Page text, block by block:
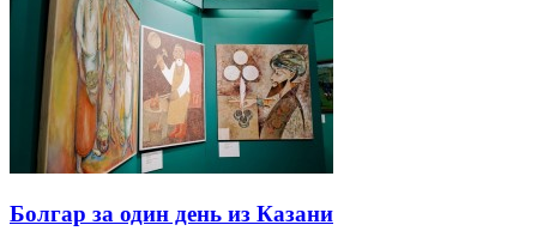
Болгар за один день из Казани